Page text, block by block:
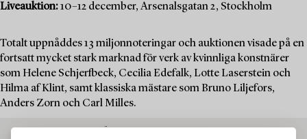
Liveauktion:10–12 december, Arsenalsgatan 2, Stockholm
Totalt uppnåddes 13 miljonnoteringar och auktionen visade på en
fortsatt mycket stark marknad för verk av kvinnliga konstnärer
som Helene Schjerfbeck, Cecilia Edefalk, Lotte Laserstein och
Hilma af Klint, samt klassiska mästare som Bruno Liljefors,
Anders Zorn och Carl Milles.